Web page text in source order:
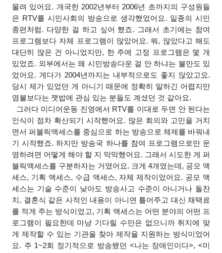
물려 있어요. 개국한 2002년부터 2006년 초까지의 구성원들
은 RTV를 시민사회의 방송으로 생각했었어요. 일종의 시민
종편처럼. 다양한 걸 하고 싶어 했죠. 그래서 초기에는 참여
프로그램보다 자체 프로그램이 많았어요. 뭐, 많았다고 해도
대단히 많은 건 아니었지만, 한 주에 고정 프로그램은 몇 개
있었죠. 외부에서는 왜 시민방송다운 걸 안 하냐는 불만도 있
었어요. 게다가 2004년까지는 내부적으로도 좋지 않았고요.
당시 제가 있었던 게 아니기 때문에 정확히 말하긴 어렵지만
염불보다는 잿밥에 관심 있는 분들도 계셨던 것 같아요.
그러다 미디어운동 진영에서 RTV를 이대로 두면 안 된다는
인식이 점차 확산되기 시작했어요. 많은 회의와 고민을 거치
면서 퍼블릭액세스를 중심으로 하는 방송으로 체제를 바꿔내
기 시작했죠. 하지만 방송국 하나를 참여 프로그램으로만 운
영하려면 어떻게 해야 할 지 막막했어요. 그래서 시도한 게 퍼
블릭액세스를 구분하자는 거였어요. 크게 4개였는데, 공모 액
세스, 기획 액세스, 수급 액세스, 자체 제작이었어요. 공모 액
세스는 기술 수준이 낮아도 방송사고 수준이 아니거나 돌잔
치, 결혼식 같은 사적인 내용이 아니면 틀어주고 대신 채택료
를 적게 주는 방식이었고, 기획 액세스는 어떤 분야의 어떤 프
로그램이 필요한데 마냥 기다릴 수만은 없으니까 취지에 맞
게 제작할 수 있는 기관을 찾아 제작을 지원하는 방식이었어
요. 주 1~2회 정기적으로 방송됐던 <나는 장애인이다>, <미